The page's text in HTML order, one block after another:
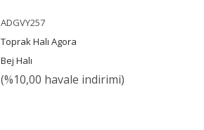
ADGVY257
Toprak Halı Agora
Bej Halı
(%10,00 havale indirimi)